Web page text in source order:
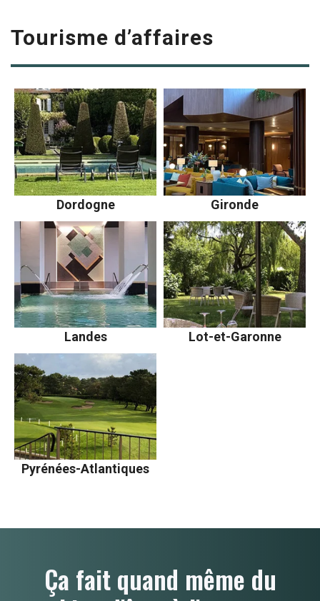
Tourisme d’affaires
Dordogne Gironde
Landes Lot-et-Garonne
Pyrénées-Atlantiques
Ça fait quand même du